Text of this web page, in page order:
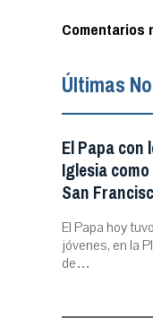
Comentarios
Últimas
El Papa con
Iglesia
San
El Papa hoy
jóvenes, en la
de…